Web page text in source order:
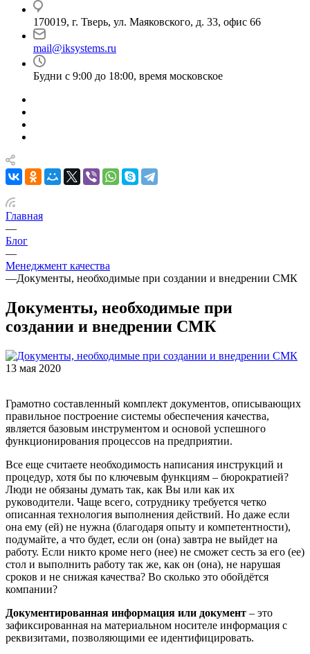
170019, г. Тверь, ул. Маяковского, д. 33, офис 66
mail@iksystems.ru
Будни с 9:00 до 18:00, время московское
Главная
—
Блог
—
Менеджмент качества
—Документы, необходимые при создании и внедрении СМК
Документы, необходимые при
создании и внедрении СМК
13 мая 2020
Грамотно составленный комплект документов, описывающих
правильное построение системы обеспечения качества,
является базовым инструментом и основой успешного
функционирования процессов на предприятии.
Все еще считаете необходимость написания инструкций и
процедур, хотя бы по ключевым функциям – бюрократией?
Люди не обязаны думать так, как Вы или как их
руководители. Чаще всего, сотруднику требуется четко
описанная технология выполнения действий. Но даже если
она ему (ей) не нужна (благодаря опыту и компетентности),
подумайте, а что будет, если он (она) завтра не выйдет на
работу. Если никто кроме него (нее) не сможет сесть за его (ее)
стол и выполнить работу так же, как он (она), не нарушая
сроков и не снижая качества? Во сколько это обойдётся
компании?
Документированная информация или документ – это
зафиксированная на материальном носителе информация с
реквизитами, позволяющими ее идентифицировать.